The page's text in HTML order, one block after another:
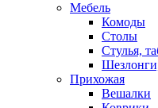
Мебель
Комоды
Столы
Стулья,
Прихожая
Вешалки